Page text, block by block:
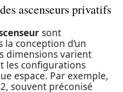
ascenseurs privatifs
sont
conception d’un
dimensions varient
les configurations
espace. Par exemple,
souvent préconisé